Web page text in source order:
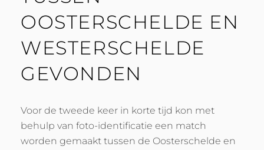
OOSTERSCHELDE EN
WESTERSCHELDE
GEVONDEN
Voor de tweede keer in korte tijd kon met
behulp van foto-identificatie een match
worden gemaakt tussen de Oosterschelde en